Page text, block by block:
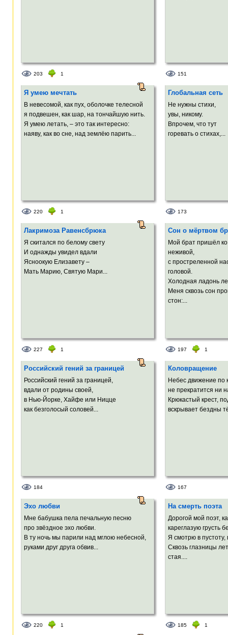
203 1 151
Я умею мечтать
В невесомой, как пух, оболочке телесной
я подвешен, как шар, на тончайшую нить.
Я умею летать, – это так интересно:
наяву, как во сне, над землёю парить...
220 1
Глобальная сеть
Не нужны стихи,
увы, никому.
Впрочем, что тут
горевать о стихах,...
173
Лакримоза Равенсбрюка
Я скитался по белому свету
И однажды увидел вдали
Ясноокую Елизавету –
Мать Марию, Святую Maри...
227 1
Сон о мёртвом
Мой брат пришёл
неживой,
с простреленной
головой.
Холодная ладонь
Меня сквозь сон
стон:...
197 1
Российский гений за границей
Российский гений за границей,
вдали от родины своей,
в Нью-Йорке, Хайфе или Ницце
как безголосый соловей...
184
Коловращение
Небес движение по
не прекратится ни
Крюкастый крест,
вскрывает бездны
167
Эхо любви
Мне бабушка пела печальную песню
про звёздное эхо любви.
В ту ночь мы парили над мглою небесной,
руками друг друга обвив...
220 1
На смерть поэта
Дорогой мой поэт,
кареглазую грусть
Я смотрю в
Сквозь глазницы
стая....
185 1